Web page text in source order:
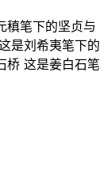
稹笔下的坚贞与
是刘希夷笔下的
桥 这是姜白石笔